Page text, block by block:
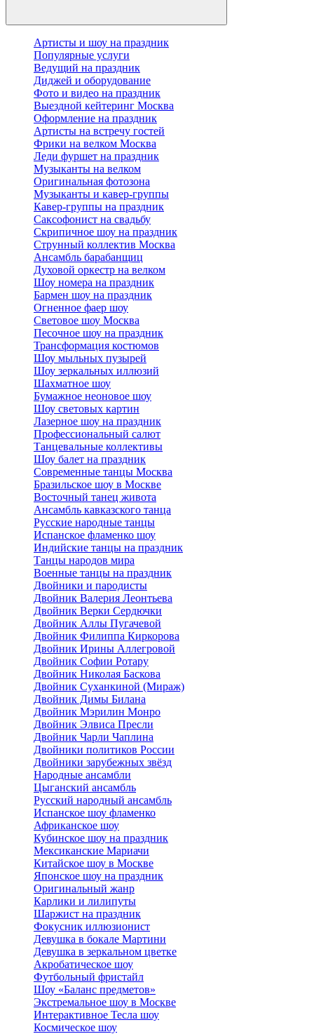
Артисты и шоу на праздник
Популярные услуги
Ведущий на праздник
Диджей и оборудование
Фото и видео на праздник
Выездной кейтеринг Москва
Оформление на праздник
Артисты на встречу гостей
Фрики на велком Москва
Леди фуршет на праздник
Музыканты на велком
Оригинальная фотозона
Музыканты и кавер-группы
Кавер-группы на праздник
Саксофонист на свадьбу
Скрипичное шоу на праздник
Струнный коллектив Москва
Ансамбль барабанщиц
Духовой оркестр на велком
Шоу номера на праздник
Бармен шоу на праздник
Огненное фаер шоу
Световое шоу Москва
Песочное шоу на праздник
Трансформация костюмов
Шоу мыльных пузырей
Шоу зеркальных иллюзий
Шахматное шоу
Бумажное неоновое шоу
Шоу световых картин
Лазерное шоу на праздник
Профессиональный салют
Танцевальные коллективы
Шоу балет на праздник
Современные танцы Москва
Бразильское шоу в Москве
Восточный танец живота
Ансамбль кавказского танца
Русские народные танцы
Испанское фламенко шоу
Индийские танцы на праздник
Танцы народов мира
Военные танцы на праздник
Двойники и пародисты
Двойник Валерия Леонтьева
Двойник Верки Сердючки
Двойник Аллы Пугачевой
Двойник Филиппа Киркорова
Двойник Ирины Аллегровой
Двойник Софии Ротару
Двойник Николая Баскова
Двойник Суханкиной (Мираж)
Двойник Димы Билана
Двойник Мэрилин Монро
Двойник Элвиса Пресли
Двойник Чарли Чаплина
Двойники политиков России
Двойники зарубежных звёзд
Народные ансамбли
Цыганский ансамбль
Русский народный ансамбль
Испанское шоу фламенко
Африканское шоу
Кубинское шоу на праздник
Мексиканские Мариачи
Китайское шоу в Москве
Японское шоу на праздник
Оригинальный жанр
Карлики и лилипуты
Шаржист на праздник
Фокусник иллюзионист
Девушка в бокале Мартини
Девушка в зеркальном цветке
Акробатическое шоу
Футбольный фристайл
Шоу «Баланс предметов»
Экстремальное шоу в Москве
Интерактивное Тесла шоу
Космическое шоу